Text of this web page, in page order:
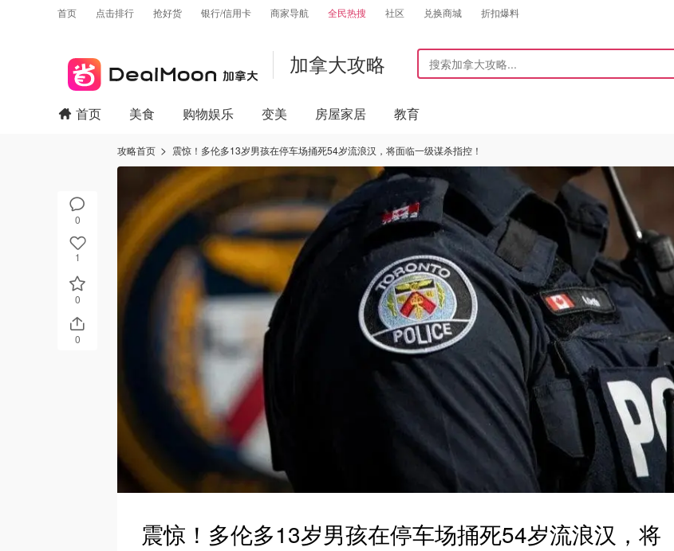
首页 点击排行 抢好货 银行/信用卡 商家导航 全民热搜 社区 兑换商城 折扣爆料
加拿大攻略
0
1
0
0
首页 美食 购物娱乐 变美 房屋家居 教育
攻略首页 震惊！多伦多13岁男孩在停车场捅死54岁流浪汉，将面临一级谋杀指控！
震惊！多伦多13岁男孩在停车场捅死54岁流浪汉，将